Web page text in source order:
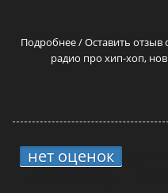
Подробнее / Оставить отзыв
радио про хип-хоп,
нет оценок